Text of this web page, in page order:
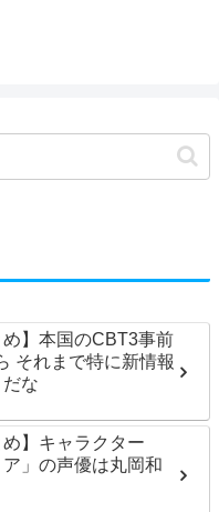
め】本国のCBT3事前
それまで特に新情報
な
め】キャラクター
ア」の声優は丸岡和